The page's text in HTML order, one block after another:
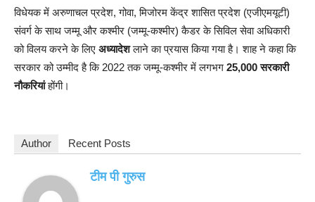
विधेयक में अरुणाचल प्रदेश, गोवा, मिजोरम केंद्र शासित प्रदेश (एजीएमयूटी)
संवर्ग के साथ जम्मू और कश्मीर (जम्मू-कश्मीर) कैडर के सिविल सेवा अधिकारी
को विलय करने के लिए अध्यादेशलाने का प्रयास किया गया है। शाह ने कहा कि
सरकार को उम्मीद है कि 2022 तक जम्मू-कश्मीर में लगभग 25,000 सरकारी
नौकरियांहोंगी।
Author Recent Posts
टीम पी गुरुस